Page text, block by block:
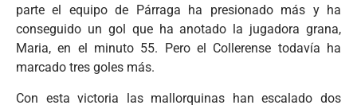
parte el equipo de Párraga ha presionado más y ha
conseguido un gol que ha anotado la jugadora grana,
Maria, en el minuto 55. Pero el Collerense todavía ha
marcado tres goles más.
Con esta victoria las mallorquinas han escalado dos